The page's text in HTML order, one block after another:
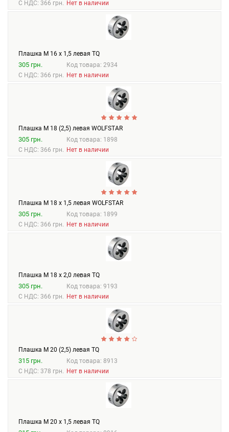
С НДС: 366 грн. Нет в наличии
Плашка М 16 х 1,5 левая TQ
305 грн.
С НДС: 366 грн.
Код товара: 2934
Нет в наличии
Плашка М 18 (2,5) левая WOLFSTAR
305 грн.
С НДС: 366 грн.
Код товара: 1898
Нет в наличии
Плашка М 18 х 1,5 левая WOLFSTAR
305 грн.
С НДС: 366 грн.
Код товара: 1899
Нет в наличии
Плашка М 18 х 2,0 левая TQ
305 грн.
С НДС: 366 грн.
Код товара: 9193
Нет в наличии
Плашка М 20 (2,5) левая TQ
315 грн.
С НДС: 378 грн.
Код товара: 8913
Нет в наличии
Плашка М 20 х 1,5 левая TQ